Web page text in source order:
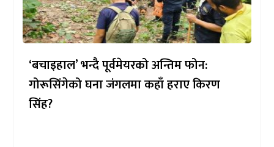
‘बचाइहाल’ भन्दै पूर्वमेयरको अन्तिम फोन:
गोरूसिंगेको घना जंगलमा कहाँ हराए किरण
सिंह?